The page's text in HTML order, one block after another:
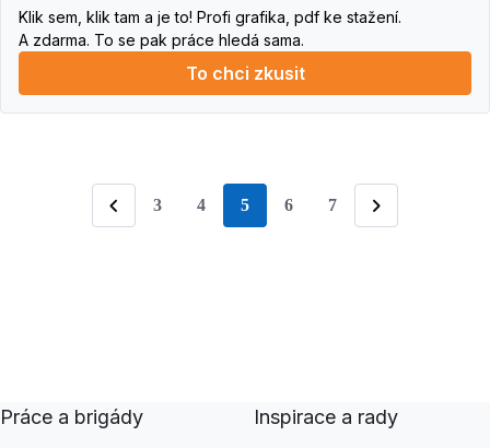
Klik sem, klik tam a je to! Profi grafika, pdf ke stažení.
A zdarma. To se pak práce hledá sama.
To chci zkusit
Předchozí
3 4 stránka
5 6 7
Následující
Práce a brigády Inspirace a rady